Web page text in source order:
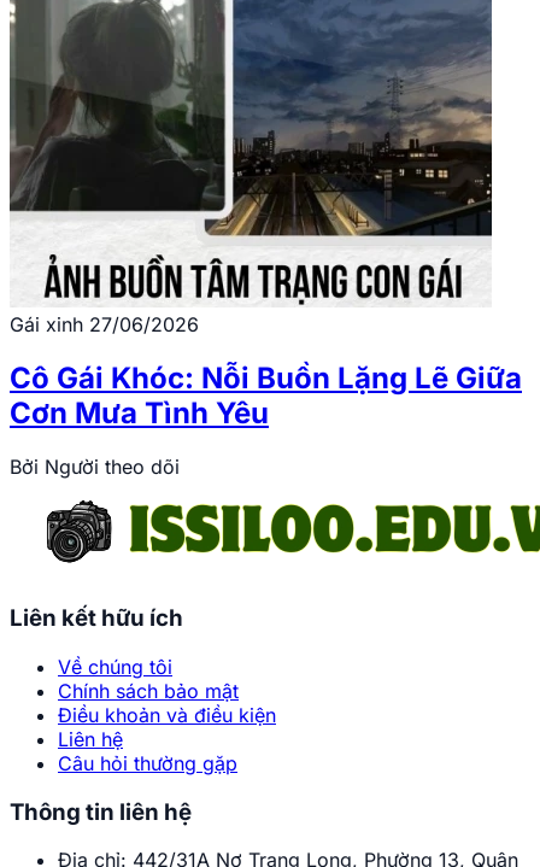
Gái xinh 27/06/2026
Cô Gái Khóc: Nỗi Buồn Lặng Lẽ Giữa
Cơn Mưa Tình Yêu
Bởi Người theo dõi
Liên kết hữu ích
Về chúng tôi
Chính sách bảo mật
Điều khoản và điều kiện
Liên hệ
Câu hỏi thường gặp
Thông tin liên hệ
Địa chỉ: 442/31A Nơ Trang Long, Phường 13, Quận